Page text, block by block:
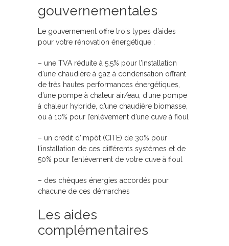
gouvernementales
Le gouvernement offre trois types d’aides
pour votre rénovation énergétique :
– une TVA réduite à 5,5% pour l’installation
d’une chaudière à gaz à condensation offrant
de très hautes performances énergétiques,
d’une pompe à chaleur air/eau, d’une pompe
à chaleur hybride, d’une chaudière biomasse,
ou à 10% pour l’enlèvement d’une cuve à fioul
– un crédit d’impôt (CITE) de 30% pour
l’installation de ces différents systèmes et de
50% pour l’enlèvement de votre cuve à fioul
– des chèques énergies accordés pour
chacune de ces démarches
Les aides
complémentaires